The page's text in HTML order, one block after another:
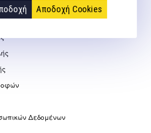
Αποδοχή Cookies
Δεδομένων